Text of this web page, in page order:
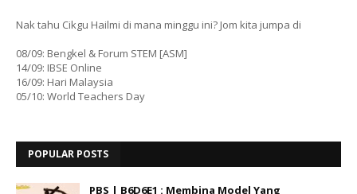
Nak tahu Cikgu Hailmi di mana minggu ini? Jom kita jumpa di
08/09: Bengkel & Forum STEM [ASM]
14/09: IBSE Online
16/09: Hari Malaysia
05/10: World Teachers Day
POPULAR POSTS
PBS | B6D6E1 : Membina Model Yang